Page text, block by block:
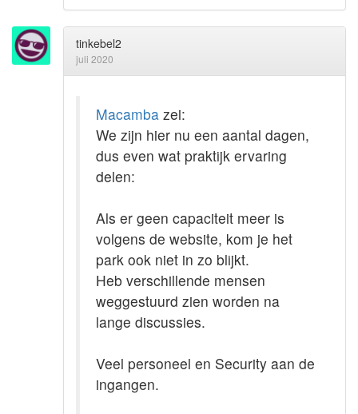
tinkebel2
juli 2020
Macamba zei:
We zijn hier nu een aantal dagen,
dus even wat praktijk ervaring
delen:
Als er geen capaciteit meer is
volgens de website, kom je het
park ook niet in zo blijkt.
Heb verschillende mensen
weggestuurd zien worden na
lange discussies.
Veel personeel en Security aan de
ingangen.